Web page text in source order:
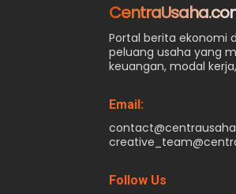
Portal berita ekonomi
peluang usaha yang
keuangan, modal
Email:
Follow Us